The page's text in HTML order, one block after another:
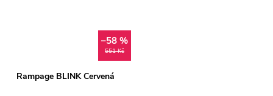
551 Kč
–58 %
Rampage BLINK Červená